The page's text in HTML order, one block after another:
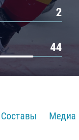
2
44
Составы Медиа